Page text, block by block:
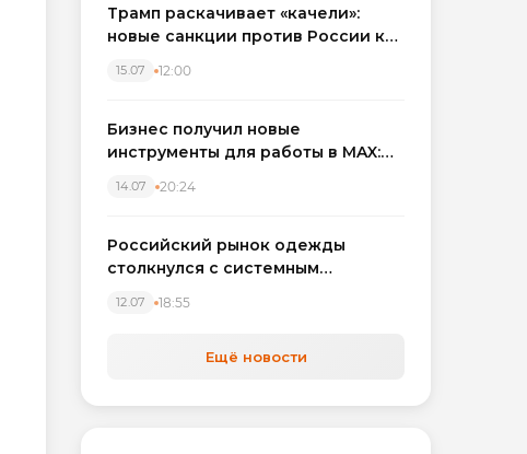
Трамп раскачивает «качели»:
новые санкции против России как
15.07 12:00
Бизнес получил новые
инструменты для работы в MAX:
автоматизируют обработку
14.07 20:24
Российский рынок одежды
столкнулся с системным
12.07 18:55
Ещё новости